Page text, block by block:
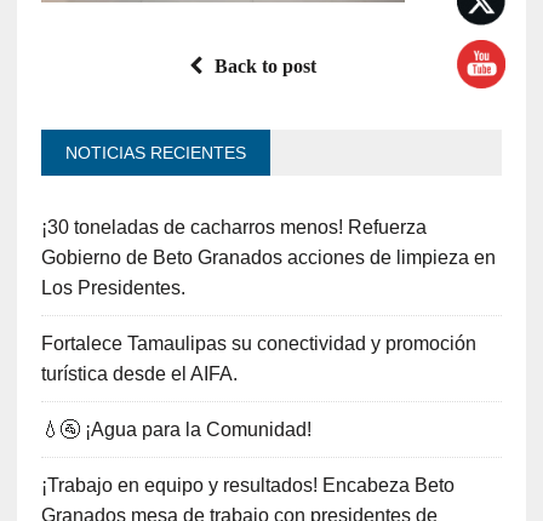
Back to post
NOTICIAS RECIENTES
¡30 toneladas de cacharros menos! Refuerza
Gobierno de Beto Granados acciones de limpieza en
Los Presidentes.
Fortalece Tamaulipas su conectividad y promoción
turística desde el AIFA.
💧🚰 ¡Agua para la Comunidad!
¡Trabajo en equipo y resultados! Encabeza Beto
Granados mesa de trabajo con presidentes de